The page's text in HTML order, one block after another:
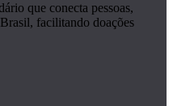
que conecta pessoas,
facilitando doações